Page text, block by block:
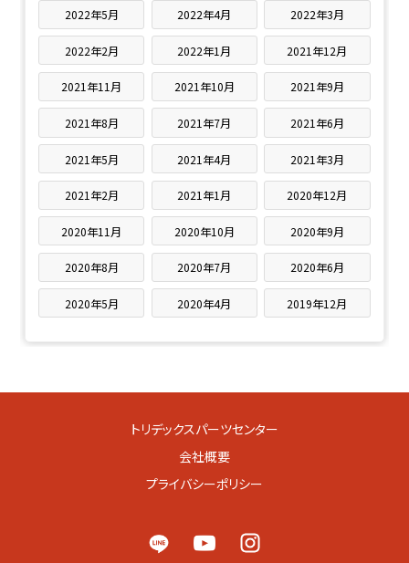
2022年5月 2022年4月 2022年3月
2022年2月 2022年1月 2021年12月
2021年11月 2021年10月 2021年9月
2021年8月 2021年7月 2021年6月
2021年5月 2021年4月 2021年3月
2021年2月 2021年1月 2020年12月
2020年11月 2020年10月 2020年9月
2020年8月 2020年7月 2020年6月
2020年5月 2020年4月 2019年12月
トリデックスパーツセンター
会社概要
プライバシーポリシー